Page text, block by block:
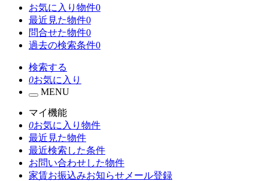
お気に入り物件0
最近見た物件0
問合せた物件0
過去の検索条件0
検索する
0お気に入り
MENU
マイ機能
0お気に入り物件
最近見た物件
最近検索した条件
お問い合わせした物件
家賃お振込みお知らせメール登録